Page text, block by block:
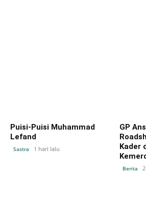
Puisi-Puisi Muhammad
Lefand
Sastra 1 hari lalu
GP
Kader
Berita